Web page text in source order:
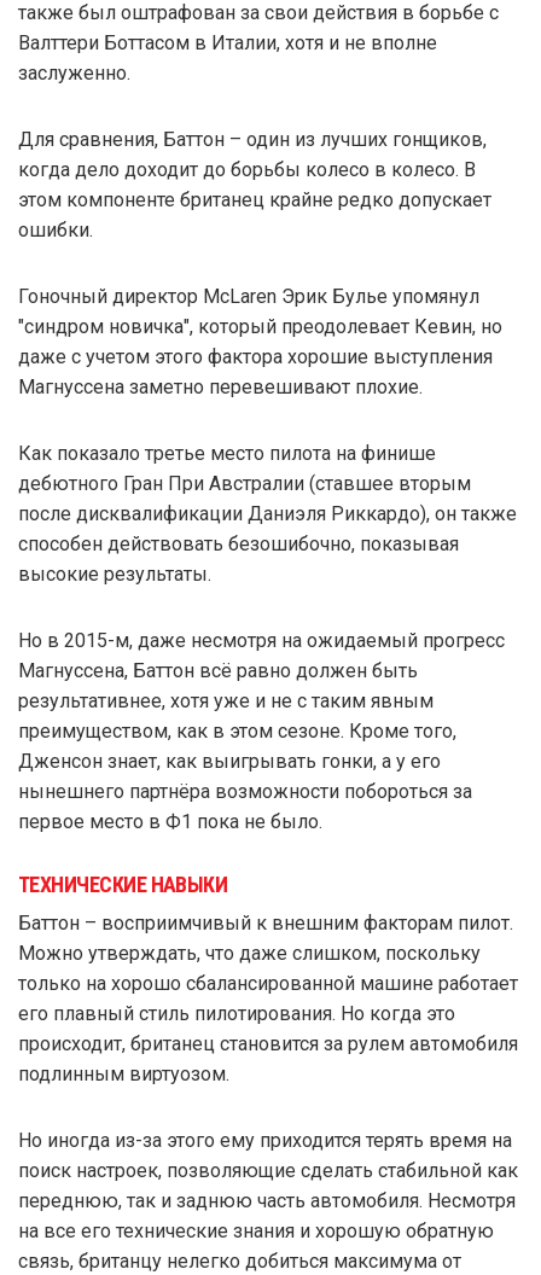
также был оштрафован за свои действия в борьбе с
Валттери Боттасом в Италии, хотя и не вполне
заслуженно.
Для сравнения, Баттон – один из лучших гонщиков,
когда дело доходит до борьбы колесо в колесо. В
этом компоненте британец крайне редко допускает
ошибки.
Гоночный директор McLaren Эрик Булье упомянул
"синдром новичка", который преодолевает Кевин, но
даже с учетом этого фактора хорошие выступления
Магнуссена заметно перевешивают плохие.
Как показало третье место пилота на финише
дебютного Гран При Австралии (ставшее вторым
после дисквалификации Даниэля Риккардо), он также
способен действовать безошибочно, показывая
высокие результаты.
Но в 2015-м, даже несмотря на ожидаемый прогресс
Магнуссена, Баттон всё равно должен быть
результативнее, хотя уже и не с таким явным
преимуществом, как в этом сезоне. Кроме того,
Дженсон знает, как выигрывать гонки, а у его
нынешнего партнёра возможности побороться за
первое место в Ф1 пока не было.
ТЕХНИЧЕСКИЕ НАВЫКИ
Баттон – восприимчивый к внешним факторам пилот.
Можно утверждать, что даже слишком, поскольку
только на хорошо сбалансированной машине работает
его плавный стиль пилотирования. Но когда это
происходит, британец становится за рулем автомобиля
подлинным виртуозом.
Но иногда из-за этого ему приходится терять время на
поиск настроек, позволяющие сделать стабильной как
переднюю, так и заднюю часть автомобиля. Несмотря
на все его технические знания и хорошую обратную
связь, британцу нелегко добиться максимума от